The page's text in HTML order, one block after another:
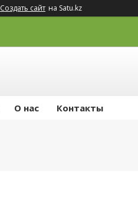
Создать сайт на Satu.kz
О нас Контакты